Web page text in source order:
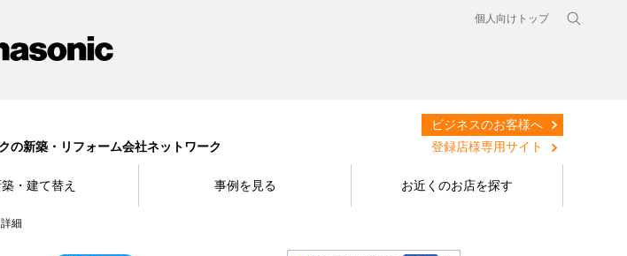
個人向けトップ
の新築・リフォーム会社ネットワーク
ビジネスのお客様へ
登録店様専用サイト
・建て替え 事例を見る お近くのお店を探す
詳細